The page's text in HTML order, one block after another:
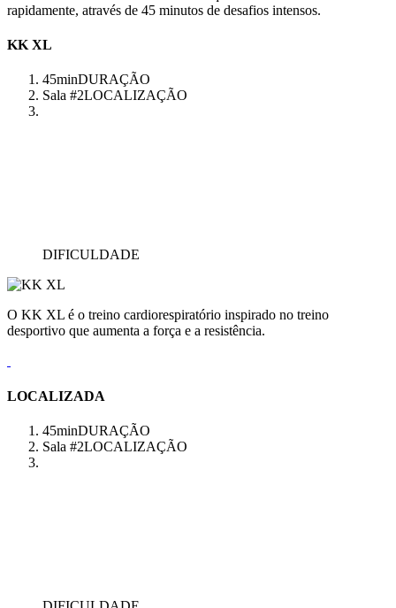
rapidamente, através de 45 minutos de desafios intensos.
KK XL
45minDURAÇÃO
Sala #2LOCALIZAÇÃO
DIFICULDADE
O KK XL é o treino cardiorespiratório inspirado no treino
desportivo que aumenta a força e a resistência.
LOCALIZADA
45minDURAÇÃO
Sala #2LOCALIZAÇÃO